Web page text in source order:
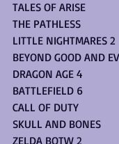
TALES OF ARISE
THE PATHLESS
LITTLE NIGHTMARES 2
BEYOND GOOD AND
DRAGON AGE 4
BATTLEFIELD 6
CALL OF DUTY
SKULL AND BONES
ZELDA BOTW 2